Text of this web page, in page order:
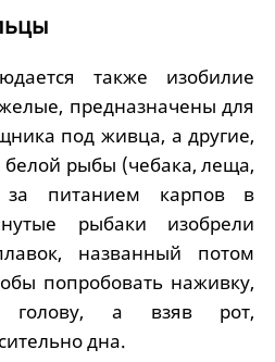
также изобилие
предназначены для
под живца, а другие,
рыбы (чебака, леща,
за питанием карпов в
рыбаки изобрели
названный потом
попробовать наживку,
голову, а взяв рот,
дна.